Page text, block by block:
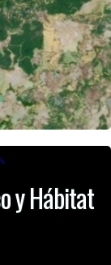
y Hábitat